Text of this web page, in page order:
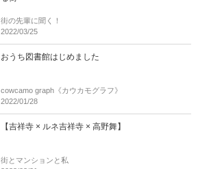
街の先輩に聞く！
2022/03/25
おうち図書館はじめました
cowcamo graph《カウカモグラフ》
2022/01/28
【吉祥寺 × ルネ吉祥寺 × 高野舞】
街とマンションと私